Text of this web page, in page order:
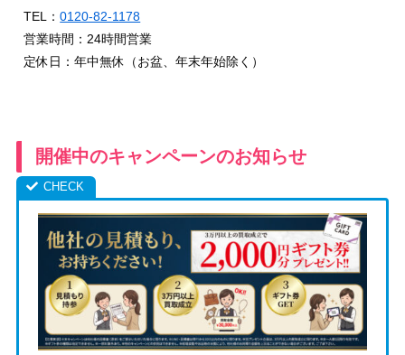
TEL：0120-82-1178
営業時間：24時間営業
定休日：年中無休（お盆、年末年始除く）
開催中のキャンペーンのお知らせ